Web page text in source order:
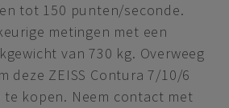
tot 150 punten/seconde.
metingen met een
van 730 kg. Overweeg
deze ZEISS Contura 7/10/6
te kopen. Neem contact met